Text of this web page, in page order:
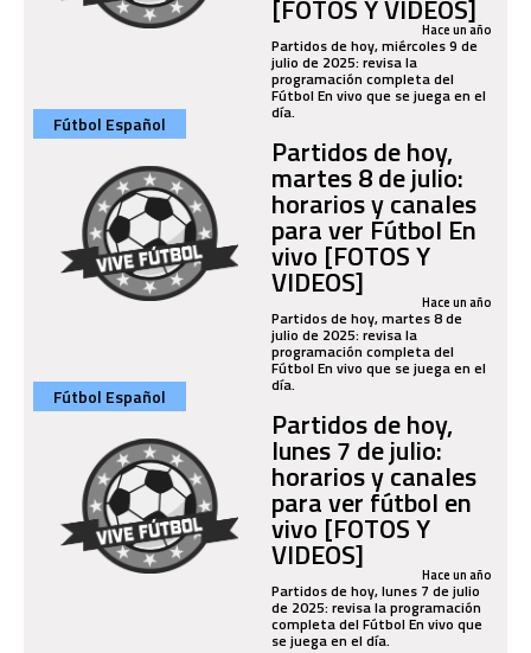
[FOTOS Y VIDEOS]
Hace un año
Partidos de hoy, miércoles 9 de
julio de 2025: revisa la
programación completa del
Fútbol En vivo que se juega en el
día.
Fútbol Español
Partidos de hoy,
martes 8 de julio:
horarios y canales
para ver Fútbol En
vivo [FOTOS Y
VIDEOS] Hace un año
Partidos de hoy, martes 8 de
julio de 2025: revisa la
programación completa del
Fútbol En vivo que se juega en el
día.
Fútbol Español
Partidos de hoy,
lunes 7 de julio:
horarios y canales
para ver fútbol en
vivo [FOTOS Y
VIDEOS] Hace un año
Partidos de hoy, lunes 7 de julio
de 2025: revisa la programación
completa del Fútbol En vivo que
se juega en el día.